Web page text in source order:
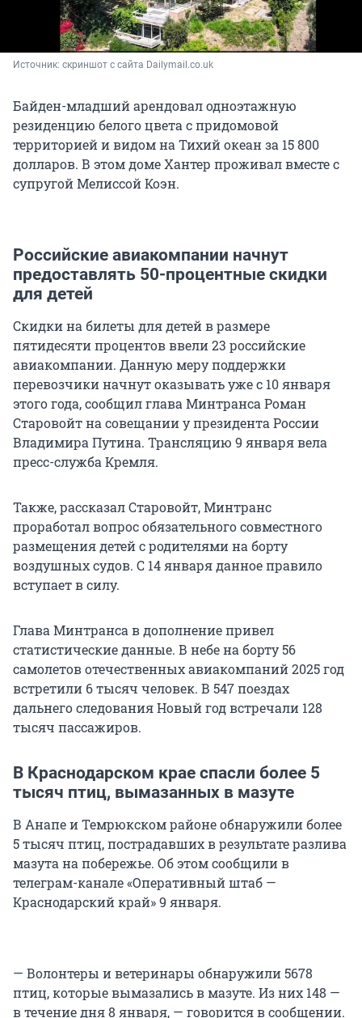
Источник: скриншот с сайта Dailymail.co.uk
Байден-младший арендовал одноэтажную
резиденцию белого цвета с придомовой
территорией и видом на Тихий океан за 15 800
долларов. В этом доме Хантер проживал вместе с
супругой Мелиссой Коэн.
Российские авиакомпании начнут
предоставлять 50-процентные скидки
для детей
Скидки на билеты для детей в размере
пятидесяти процентов ввели 23 российские
авиакомпании. Данную меру поддержки
перевозчики начнут оказывать уже с 10 января
этого года, сообщил глава Минтранса Роман
Старовойт на совещании у президента России
Владимира Путина. Трансляцию 9 января вела
пресс-служба Кремля.
Также, рассказал Старовойт, Минтранс
проработал вопрос обязательного совместного
размещения детей с родителями на борту
воздушных судов. С 14 января данное правило
вступает в силу.
Глава Минтранса в дополнение привел
статистические данные. В небе на борту 56
самолетов отечественных авиакомпаний 2025 год
встретили 6 тысяч человек. В 547 поездах
дальнего следования Новый год встречали 128
тысяч пассажиров.
В Краснодарском крае спасли более 5
тысяч птиц, вымазанных в мазуте
В Анапе и Темрюкском районе обнаружили более
5 тысяч птиц, пострадавших в результате разлива
мазута на побережье. Об этом сообщили в
телеграм-канале «Оперативный штаб —
Краснодарский край» 9 января.
— Волонтеры и ветеринары обнаружили 5678
птиц, которые вымазались в мазуте. Из них 148 —
в течение дня 8 января, — говорится в сообщении.